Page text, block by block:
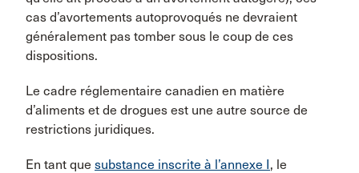
cas d’avortements autoprovoqués ne devraient
généralement pas tomber sous le coup de ces
dispositions.
Le cadre réglementaire canadien en matière
d’aliments et de drogues est une autre source de
restrictions juridiques.
En tant que substance inscrite à l’annexe I, le